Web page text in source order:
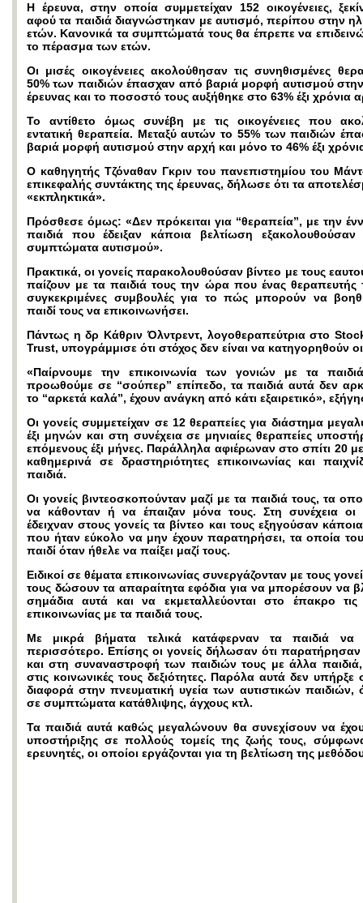
Η έρευνα, στην οποία συμμετείχαν 152 οικογένειες,
αφού τα παιδιά διαγνώστηκαν με αυτισμό, περίπου στην
ετών. Κανονικά τα συμπτώματά τους θα έπρεπε να
το πέρασμα των ετών.
Οι μισές οικογένειες ακολούθησαν τις συνηθισμένες
50% των παιδιών έπασχαν από βαριά μορφή αυτισμού
έρευνας και το ποσοστό τους αυξήθηκε στο 63% έξι χρόνια
Το αντίθετο όμως συνέβη με τις οικογένειες που
εντατική θεραπεία. Μεταξύ αυτών το 55% των παιδιών
βαριά μορφή αυτισμού στην αρχή και μόνο το 46% έξι
Ο καθηγητής Τζόναθαν Γκριν του πανεπιστημίου του
επικεφαλής συντάκτης της έρευνας, δήλωσε ότι τα
«εκπληκτικά».
Πρόσθεσε όμως: «Δεν πρόκειται για “θεραπεία”, με την
παιδιά που έδειξαν κάποια βελτίωση
συμπτώματα αυτισμού».
Πρακτικά, οι γονείς παρακολουθούσαν βίντεο με τους
παίζουν με τα παιδιά τους την ώρα που ένας θεραπευτής
συγκεκριμένες συμβουλές για το πώς μπορούν να
παιδί τους να επικοινωνήσει.
Πάντως η δρ Κάθριν Όλντρεντ, λογοθεραπεύτρια στο
Trust, υπογράμμισε ότι στόχος δεν είναι να κατηγορηθούν οι
«Παίρνουμε την επικοινωνία των γονιών με τα
προωθούμε σε “σούπερ” επίπεδο, τα παιδιά αυτά δεν
το “αρκετά καλά”, έχουν ανάγκη από κάτι εξαιρετικό»,
Οι γονείς συμμετείχαν σε 12 θεραπείες για διάστημα
έξι μηνών και στη συνέχεια σε μηνιαίες θεραπείες
επόμενους έξι μήνες. Παράλληλα αφιέρωναν στο σπίτι 20
καθημερινά σε δραστηριότητες επικοινωνίας και
παιδιά.
Οι γονείς βιντεοσκοπούνταν μαζί με τα παιδιά τους, τα
να κάθονταν ή να έπαιζαν μόνα τους. Στη συνέχεια οι
έδειχναν στους γονείς τα βίντεο και τους εξηγούσαν
που ήταν εύκολο να μην έχουν παρατηρήσει, τα οποία
παιδί όταν ήθελε να παίξει μαζί τους.
Ειδικοί σε θέματα επικοινωνίας συνεργάζονταν με τους
τους δώσουν τα απαραίτητα εφόδια για να μπορέσουν να
σημάδια αυτά και να εκμεταλλεύονται στο έπακρο τις
επικοινωνίας με τα παιδιά τους.
Με μικρά βήματα τελικά κατάφερναν τα παιδιά να
περισσότερο. Επίσης οι γονείς δήλωσαν ότι
και στη συναναστροφή των παιδιών τους με άλλα
στις κοινωνικές τους δεξιότητες. Παρόλα αυτά δεν υπήρξε
διαφορά στην πνευματική υγεία των αυτιστικών
σε συμπτώματα κατάθλιψης, άγχους κτλ.
Τα παιδιά αυτά καθώς μεγαλώνουν θα συνεχίσουν να
υποστήριξης σε πολλούς τομείς της ζωής τους,
ερευνητές, οι οποίοι εργάζονται για τη βελτίωση της